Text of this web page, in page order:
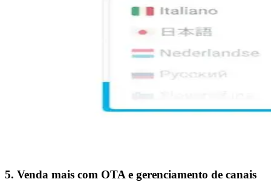
5. Venda mais com OTA e gerenciamento de canais